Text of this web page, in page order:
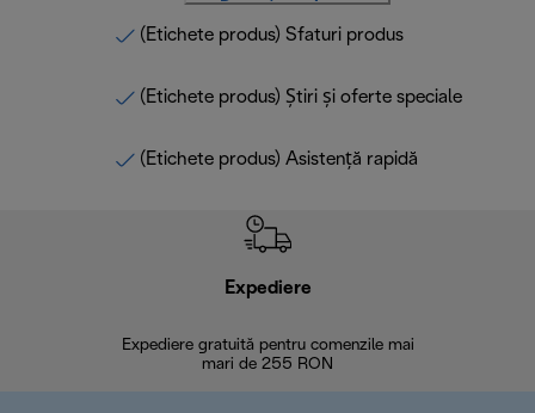
(Etichete produs) Sfaturi produs
(Etichete produs) Știri și oferte speciale
(Etichete produs) Asistență rapidă
Expediere
Expediere gratuită pentru comenzile mai
mari de 255 RON